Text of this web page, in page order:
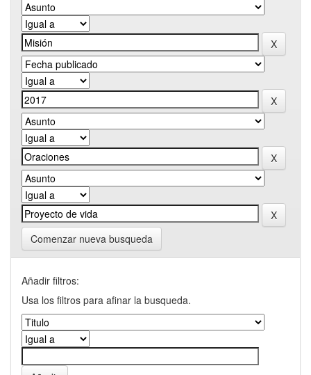
Comenzar nueva busqueda
Añadir filtros:
Usa los filtros para afinar la busqueda.